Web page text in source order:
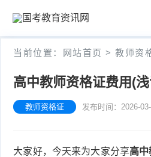
页
公
当前位置： 网站首页 >教师资
高中教师资格证费用(
教师资格证 发布时间：2026-
大家好，今天来为大家分享高中